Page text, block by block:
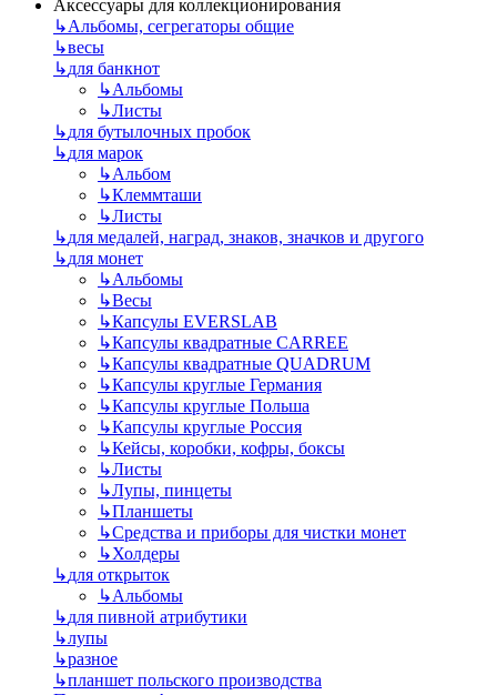
Аксессуары для коллекционирования
↳Альбомы, сегрегаторы общие
↳весы
↳для банкнот
↳Альбомы
↳Листы
↳для бутылочных пробок
↳для марок
↳Альбом
↳Клеммташи
↳Листы
↳для медалей, наград, знаков, значков и другого
↳для монет
↳Альбомы
↳Весы
↳Капсулы EVERSLAB
↳Капсулы квадратные CARREE
↳Капсулы квадратные QUADRUM
↳Капсулы круглые Германия
↳Капсулы круглые Польша
↳Капсулы круглые Россия
↳Кейсы, коробки, кофры, боксы
↳Листы
↳Лупы, пинцеты
↳Планшеты
↳Средства и приборы для чистки монет
↳Холдеры
↳для открыток
↳Альбомы
↳для пивной атрибутики
↳лупы
↳разное
↳планшет польского производства